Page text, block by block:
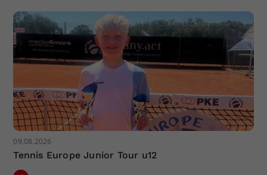
09.08.2026
Tennis Europe Junior Tour u12
Zweck
Dieser Wert speichert Ihre Consent-
Einstellungen. Unter anderem eine
zufällig generierte ID, für die
historische Speicherung Ihrer
vorgenommen Einstellungen, falls der
Webseiten-Betreiber dies eingestellt
hat.